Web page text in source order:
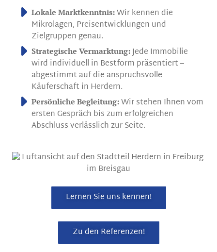
Lokale Marktkenntnis:Wir kennen die
Mikrolagen, Preisentwicklungen und
Zielgruppen genau.
Strategische Vermarktung:Jede Immobilie
wird individuell in Bestform präsentiert –
abgestimmt auf die anspruchsvolle
Käuferschaft in Herdern.
Persönliche Begleitung:Wir stehen Ihnen vom
ersten Gespräch bis zum erfolgreichen
Abschluss verlässlich zur Seite.
Lernen Sie uns kennen!
Zu den Referenzen!